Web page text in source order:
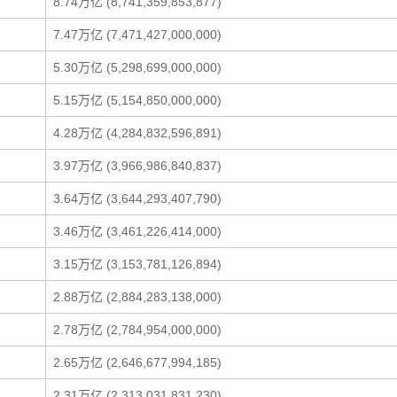
7.47万亿 (7,471,427,000,000)
5.30万亿 (5,298,699,000,000)
5.15万亿 (5,154,850,000,000)
4.28万亿 (4,284,832,596,891)
3.97万亿 (3,966,986,840,837)
3.64万亿 (3,644,293,407,790)
3.46万亿 (3,461,226,414,000)
3.15万亿 (3,153,781,126,894)
2.88万亿 (2,884,283,138,000)
2.78万亿 (2,784,954,000,000)
2.65万亿 (2,646,677,994,185)